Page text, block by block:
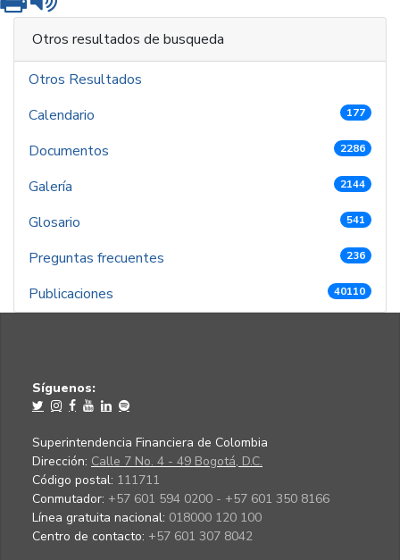
Otros resultados de busqueda
Otros Resultados
Calendario
177
Documentos 2286
Galería 2144
Glosario 541
Preguntas frecuentes 236
Publicaciones 40110
Síguenos:
Superintendencia Financiera de Colombia
Dirección: Calle 7 No. 4 - 49 Bogotá, D.C.
Código postal: 111711
Conmutador: +57 601 594 0200 - +57 601 350 8166
Línea gratuita nacional: 018000 120 100
Centro de contacto: +57 601 307 8042